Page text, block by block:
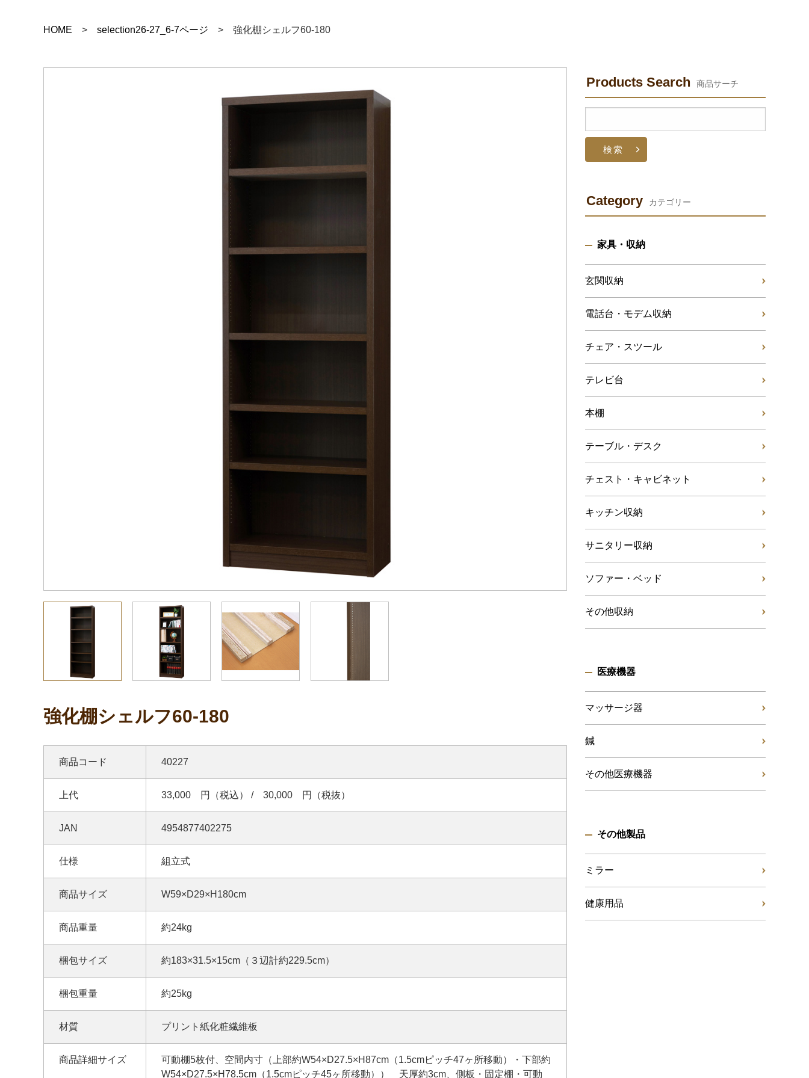
HOME > selection26-27_6-7ページ > 強化棚シェルフ60-180
強化棚シェルフ60-180
商品コード 40227
上代 33,000 円（税込） / 30,000 円（税抜）
JAN 4954877402275
仕様 組立式
商品サイズ W59×D29×H180cm
商品重量 約24kg
梱包サイズ 約183×31.5×15cm（３辺計約229.5cm）
梱包重量 約25kg
材質 プリント紙化粧繊維板
商品詳細サイズ
可動棚5枚付、空間内寸（上部約W54×D27.5×H87cm（1.5cmピッチ47ヶ所移動）・下部約
W54×D27.5×H78.5cm（1.5cmピッチ45ヶ所移動）） 天厚約3cm、側板・固定棚・可動
Products Search 商品サーチ
Category カテゴリー
家具・収納
玄関収納
電話台・モデム収納
チェア・スツール
テレビ台
本棚
テーブル・デスク
チェスト・キャビネット
キッチン収納
サニタリー収納
ソファー・ベッド
その他収納
医療機器
マッサージ器
鍼
その他医療機器
その他製品
ミラー
健康用品